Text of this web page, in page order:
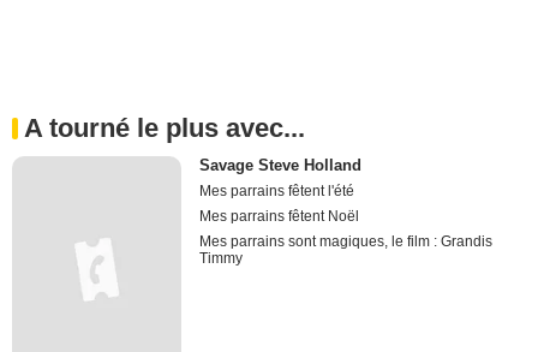
A tourné le plus avec...
Savage Steve Holland
Mes parrains fêtent l'été
Mes parrains fêtent Noël
Mes parrains sont magiques, le film : Grandis
Timmy